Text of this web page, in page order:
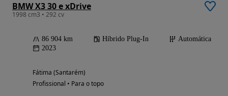
BMW X3 30 e xDrive
1998 cm3 • 292 cv
86 904 km Híbrido Plug-In
Automática
2023
Fátima (Santarém)
Profissional • Para o topo